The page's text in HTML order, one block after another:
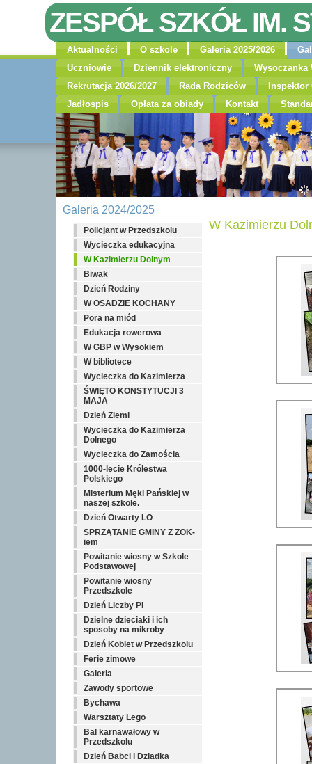
ZESPÓŁ SZKÓŁ IM.
Aktualności O szkole Galeria 2025/2026
Uczniowie
Dziennik elektroniczny
Wysoczanka
Rekrutacja 2026/2027
Rada Rodziców
Jadłospis
Opłata za obiady Kontakt
W Kazimierzu
Galeria 2024/2025
Policjant w Przedszkolu
Wycieczka edukacyjna
W Kazimierzu Dolnym
Biwak
Dzień Rodziny
W OSADZIE KOCHANY
Pora na miód
Edukacja rowerowa
W GBP w Wysokiem
W bibliotece
Wycieczka do Kazimierza
ŚWIĘTO KONSTYTUCJI 3
MAJA
Dzień Ziemi
Wycieczka do Kazimierza
Dolnego
Wycieczka do Zamościa
1000-lecie Królestwa
Polskiego
Misterium Męki Pańskiej w
naszej szkole.
Dzień Otwarty LO
SPRZĄTANIE GMINY Z ZOK-
iem
Powitanie wiosny w Szkole
Podstawowej
Powitanie wiosny
Przedszkole
Dzień Liczby PI
Dzielne dzieciaki i ich
sposoby na mikroby
Dzień Kobiet w Przedszkolu
Ferie zimowe
Galeria
Zawody sportowe
Bychawa
Warsztaty Lego
Bal karnawałowy w
Przedszkolu
Dzień Babci i Dziadka